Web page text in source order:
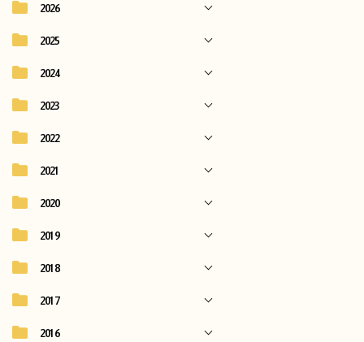
2026
2025
2024
2023
2022
2021
2020
2019
2018
2017
2016